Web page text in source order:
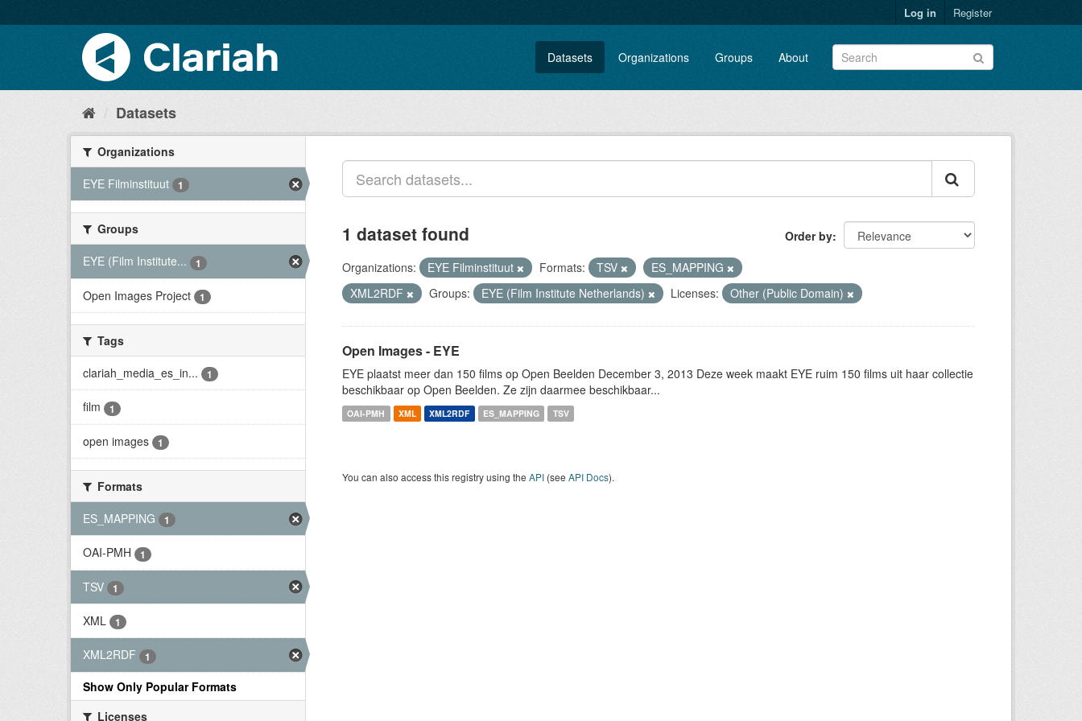
Log in Register
Datasets Organizations Groups About
Datasets
Organizations
EYE Filminstituut
1
Groups
EYE (Film Institute...
1
Open Images Project 1
Tags
clariah_media_es_in...
1
film 1
open images 1
Formats
ES_MAPPING
1
OAI-PMH 1
TSV 1
XML 1
XML2RDF 1
Show Only Popular Formats
Licenses
Order by
1 dataset found
Organizations: EYE Filminstituut Formats: TSV
ES_MAPPING
XML2RDF
Groups: EYE (Film Institute Netherlands) Licenses: Other (Public Domain)
Open Images - EYE
EYE plaatst meer dan 150 films op Open Beelden December 3, 2013 Deze week maakt EYE ruim 150 films uit haar collectie
beschikbaar op Open Beelden. Ze zijn daarmee beschikbaar...
OAI-PMH XML XML2RDF ES_MAPPING TSV
You can also access this registry using the API (see API Docs).